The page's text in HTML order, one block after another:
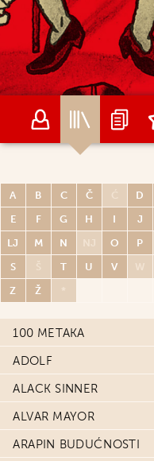
A B C Č Ć D
E
F G H I J
LJ
M N NJ O P
S
Š T U V W
Z
Ž *
100 METAKA
ADOLF
ALACK SINNER
ALVAR MAYOR
ARAPIN BUDUĆNOSTI